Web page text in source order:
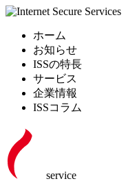
ホーム
お知らせ
ISSの特長
サービス
企業情報
ISSコラム
service